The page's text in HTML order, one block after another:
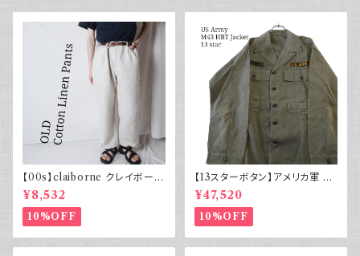
【00s】claiborne クレイボーン
リネンコットンパンツ ツータック
¥8,532
10%OFF
【13スターボタン】アメリカ軍 M
43 HBT ジャケット パッチ 軍物
実物
¥47,520
10%OFF